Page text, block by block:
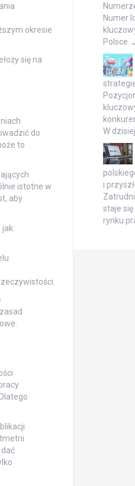
okresie
się na
do
to
istotne w
aby
Numer
Polsce.
W
i
staje
rynku